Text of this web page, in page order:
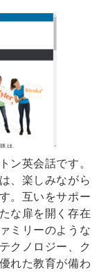
ン英会話です。
、楽しみながら
。互いをサポー
な扉を開く存在
ミリーのような
クノロジー、ク
れた教育が備わ